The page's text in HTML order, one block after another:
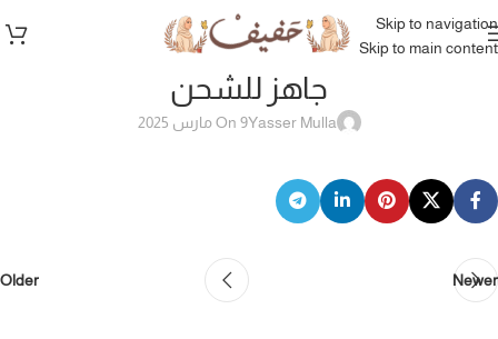
Skip to navigation
Skip to main content
جاهز للشحن
Yasser MullaOn 9 مارس 2025
Newer
Older